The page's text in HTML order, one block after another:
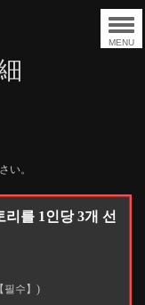
MENU
い。
리를 1인당 3개 선
필수】)